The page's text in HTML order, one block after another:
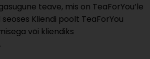
teave, mis on TeaForYou’le
Kliendi poolt TeaForYou
või kliendiks